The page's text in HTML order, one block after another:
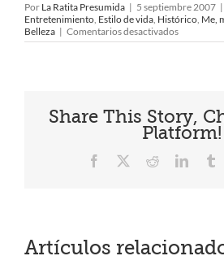
Por La Ratita Presumida | 5 septiembre 2007 |
Entretenimiento, Estilo de vida, Histórico, Me,
Belleza | Comentarios desactivadosen
Valentino
Share This Story,
Platform!
Facebook Reddit
Artículos